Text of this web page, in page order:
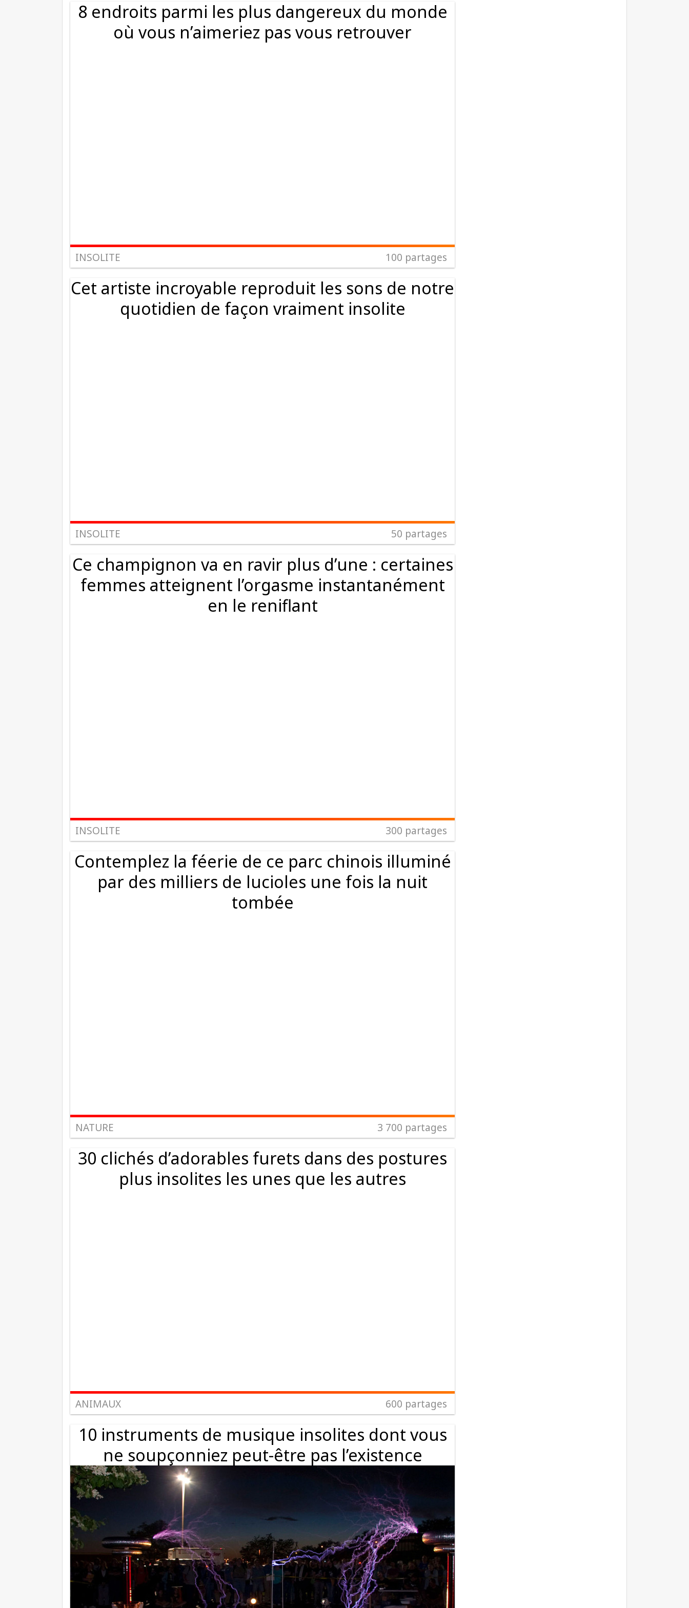
8 endroits parmi les plus dangereux du monde
où vous n’aimeriez pas vous retrouver
INSOLITE 100 partages
Cet artiste incroyable reproduit les sons de notre
quotidien de façon vraiment insolite
INSOLITE 50 partages
Ce champignon va en ravir plus d’une : certaines
femmes atteignent l’orgasme instantanément
en le reniflant
INSOLITE 300 partages
Contemplez la féerie de ce parc chinois illuminé
par des milliers de lucioles une fois la nuit
tombée
NATURE 3 700 partages
30 clichés d’adorables furets dans des postures
plus insolites les unes que les autres
ANIMAUX 600 partages
10 instruments de musique insolites dont vous
ne soupçonniez peut-être pas l’existence